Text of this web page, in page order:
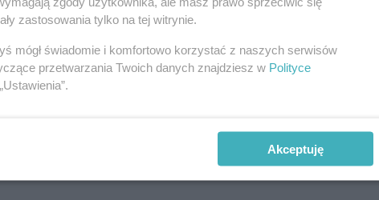
zastosowania tylko na tej witrynie.
mógł świadomie i komfortowo korzystać z naszych serwisów
przetwarzania Twoich danych znajdziesz w Polityce
Akceptuję